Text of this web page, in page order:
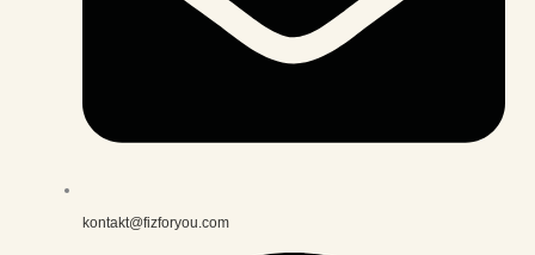
kontakt@fizforyou.com